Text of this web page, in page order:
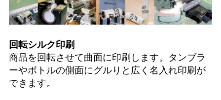
回転シルク印刷
商品を回転させて曲面に印刷します。タンブラ
ーやボトルの側面にグルりと広く名入れ印刷が
できます。